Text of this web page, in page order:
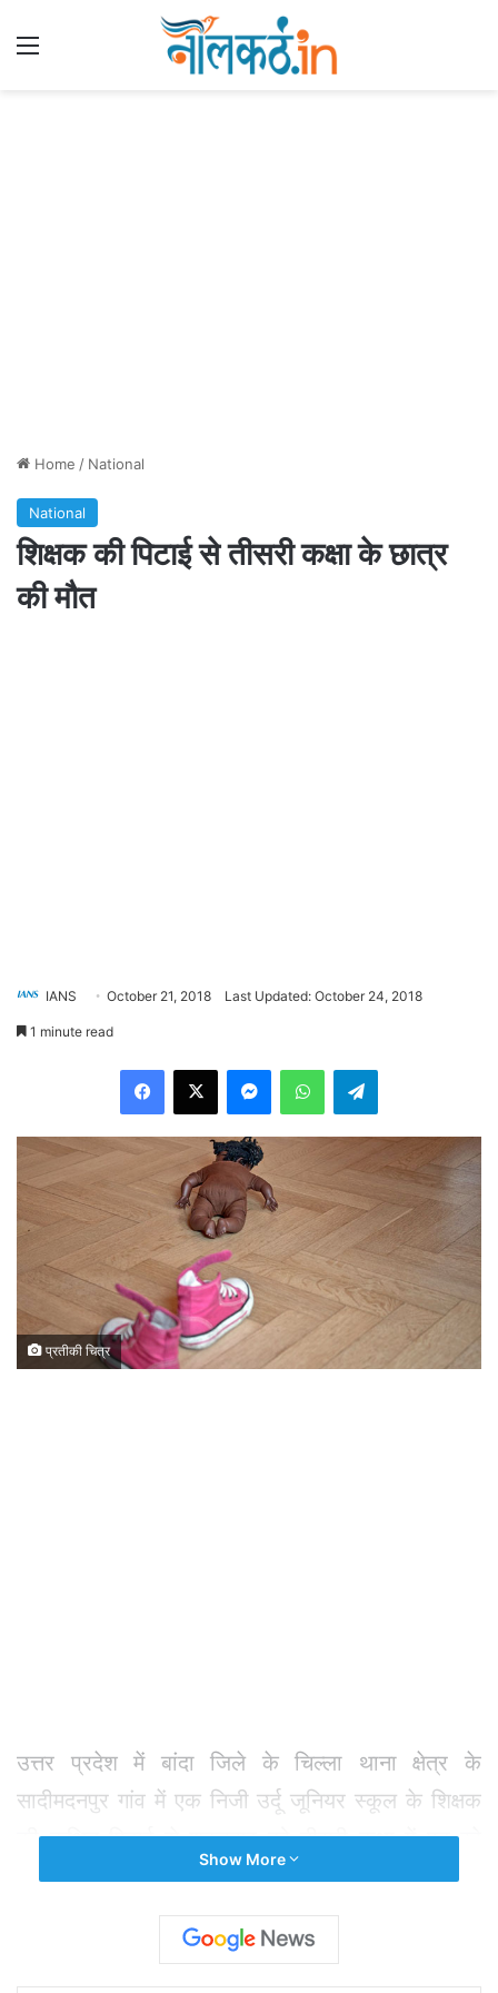
Home / National
National
शिक्षक की पिटाई से तीसरी कक्षा के छात्र
की मौत
IANS October 21, 2018 Last Updated: October 24, 2018
1 minute read
प्रतीकी चित्र
उत्तर प्रदेश में बांदा जिले के चिल्ला थाना क्षेत्र के
सादीमदनपुर गांव में एक निजी उर्दू जूनियर स्कूल के शिक्षक
की कथित पिटाई से शुक्रवार को तीसरी कक्षा में पढ़ रहे
छात्र की मौत हो गई। यह जानकारी शनिवार को देर शाम
एएसपी ने दी। अपर पुलिस अधीक्षक (एएसपी) लाल भरत
कुमार पाल ने बताया कि सादीमदनपुर गांव के सहयोग आश्रम
Show More